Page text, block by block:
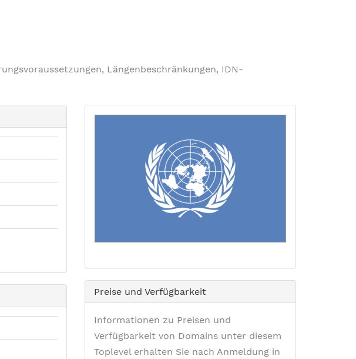
Längenbeschränkungen, IDN-
Preise und Verfügbarkeit
Informationen zu Preisen und
Verfügbarkeit von Domains unter diesem
Toplevel erhalten Sie nach Anmeldung in